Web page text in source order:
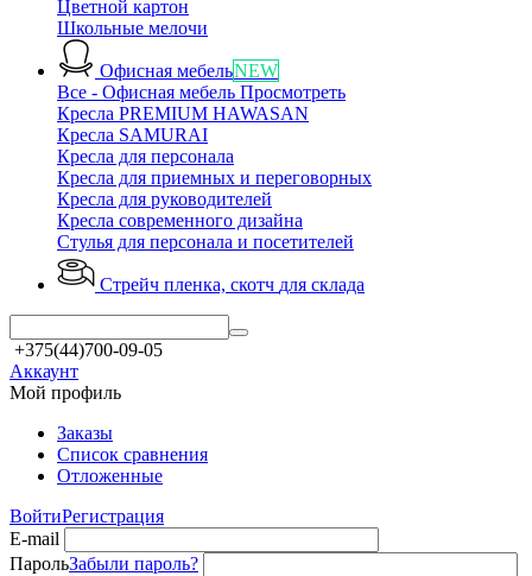
Цветной картон
Школьные мелочи
Офисная мебельNEW
Все - Офисная мебель Просмотреть
Кресла PREMIUM HAWASAN
Кресла SAMURAI
Кресла для персонала
Кресла для приемных и переговорных
Кресла для руководителей
Кресла современного дизайна
Стулья для персонала и посетителей
Стрейч пленка, скотч для склада
+375(44)700-09-05
Аккаунт
Мой профиль
Заказы
Список сравнения
Отложенные
ВойтиРегистрация
E-mail
ПарольЗабыли пароль?